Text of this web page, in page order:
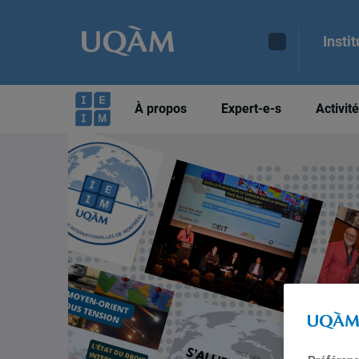
À propos Expert-e-s